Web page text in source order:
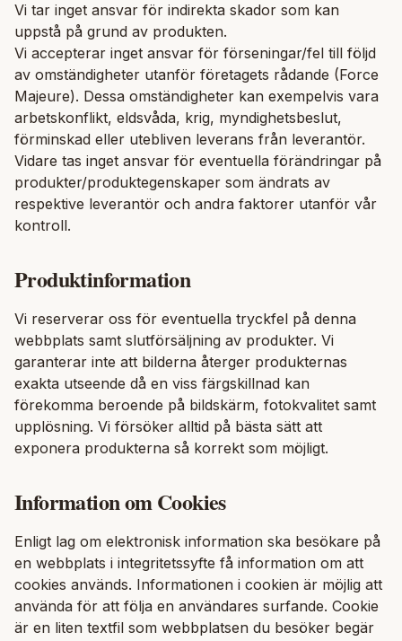
Vi tar inget ansvar för indirekta skador som kan
uppstå på grund av produkten.
Vi accepterar inget ansvar för förseningar/fel till följd
av omständigheter utanför företagets rådande (Force
Majeure). Dessa omständigheter kan exempelvis vara
arbetskonflikt, eldsvåda, krig, myndighetsbeslut,
förminskad eller utebliven leverans från leverantör.
Vidare tas inget ansvar för eventuella förändringar på
produkter/produktegenskaper som ändrats av
respektive leverantör och andra faktorer utanför vår
kontroll.
Produktinformation
Vi reserverar oss för eventuella tryckfel på denna
webbplats samt slutförsäljning av produkter. Vi
garanterar inte att bilderna återger produkternas
exakta utseende då en viss färgskillnad kan
förekomma beroende på bildskärm, fotokvalitet samt
upplösning. Vi försöker alltid på bästa sätt att
exponera produkterna så korrekt som möjligt.
Information om Cookies
Enligt lag om elektronisk information ska besökare på
en webbplats i integritetssyfte få information om att
cookies används. Informationen i cookien är möjlig att
använda för att följa en användares surfande. Cookie
är en liten textfil som webbplatsen du besöker begär